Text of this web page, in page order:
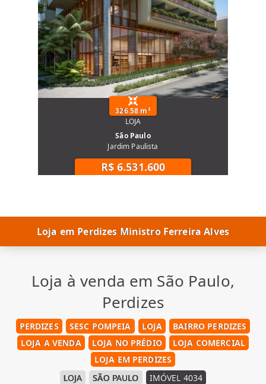
326.58 m²
LOJA
São Paulo
Jardim Paulista
R$ 6.531.600
Loja em Perdizes Ministro Ferreira Alves
Loja à venda em São Paulo,
Perdizes
PERDIZES SESC POMPEIA LOJA
BAIRRO PERDIZES
LOJA A VENDA
LOJA NO PRÉDIO
LOJA COMERCIAL
LOJA EM PERDIZES
LOJA
SÃO PAULO IMÓVEL 4034